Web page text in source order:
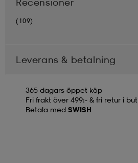
(109)
Leverans & betalning
365 dagars öppet köp
Fri frakt över 499:- & fri retur i
Betala med SWISH